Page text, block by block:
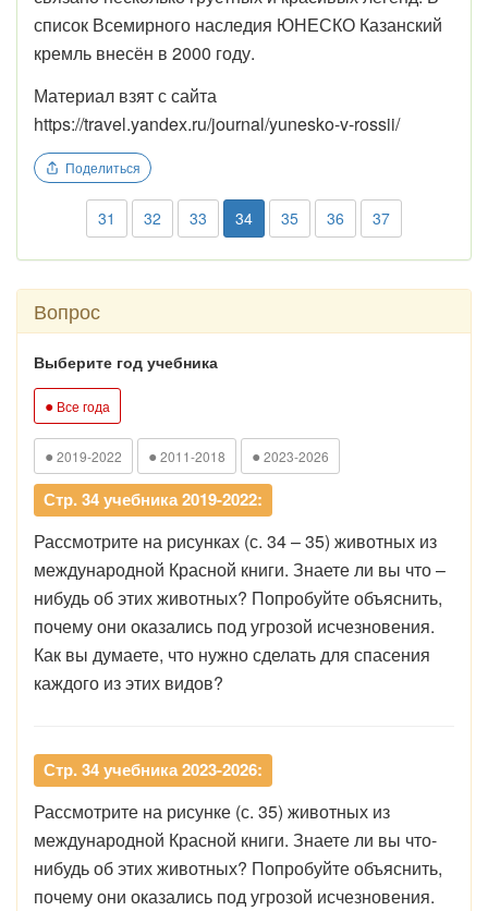
список Всемирного наследия ЮНЕСКО Казанский
кремль внесён в 2000 году.
Материал взят с сайта
https://travel.yandex.ru/journal/yunesko-v-rossii/
Поделиться
31 32 33 34 35 36 37
Вопрос
Выберите год учебника
● Все года
● 2019-2022 ● 2011-2018 ● 2023-2026
Стр. 34 учебника 2019-2022:
Рассмотрите на рисунках (с. 34 – 35) животных из
международной Красной книги. Знаете ли вы что –
нибудь об этих животных? Попробуйте объяснить,
почему они оказались под угрозой исчезновения.
Как вы думаете, что нужно сделать для спасения
каждого из этих видов?
Стр. 34 учебника 2023-2026:
Рассмотрите на рисунке (с. 35) животных из
международной Красной книги. Знаете ли вы что-
нибудь об этих животных? Попробуйте объяснить,
почему они оказались под угрозой исчезновения.